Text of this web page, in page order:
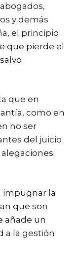
y demás
el principio
que pierde el
que en
como en
no ser
del juicio
impugnar la
que son
añade un
a la gestión